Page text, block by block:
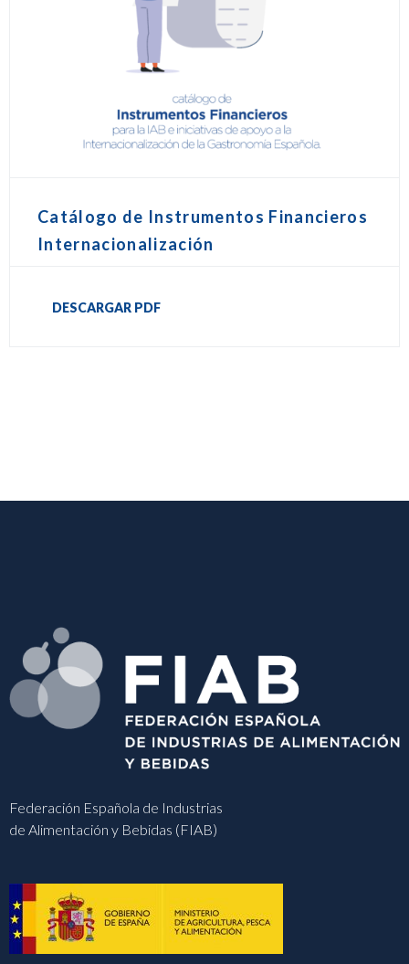
Catálogo de Instrumentos Financieros
Internacionalización
DESCARGAR PDF
Federación Española de Industrias
de Alimentación y Bebidas (FIAB)